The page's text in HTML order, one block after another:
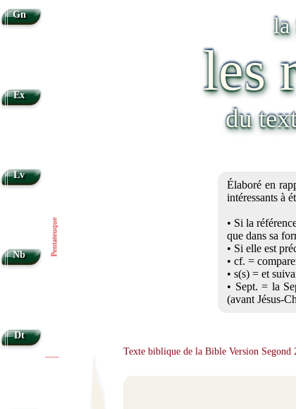
la
les
du
Élaboré en
intéressants à
• Si la
que dans sa
• Si elle est
• cf. =
• s(s) = et
• Sept. = la
(avant Jésus-
Texte biblique de la Bible Version
Gn
Ex
Lv
Nb
Dt
Pentateuque